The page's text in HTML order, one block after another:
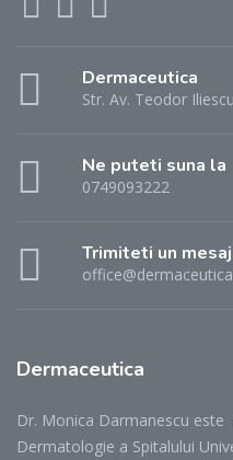
Dermaceutica
Str. Av. Teodor
Ne puteti suna la
0749093222
Trimiteti un mesaj
Dermaceutica
Dr. Monica Darmanescu este
Dermatologie a Spitalului